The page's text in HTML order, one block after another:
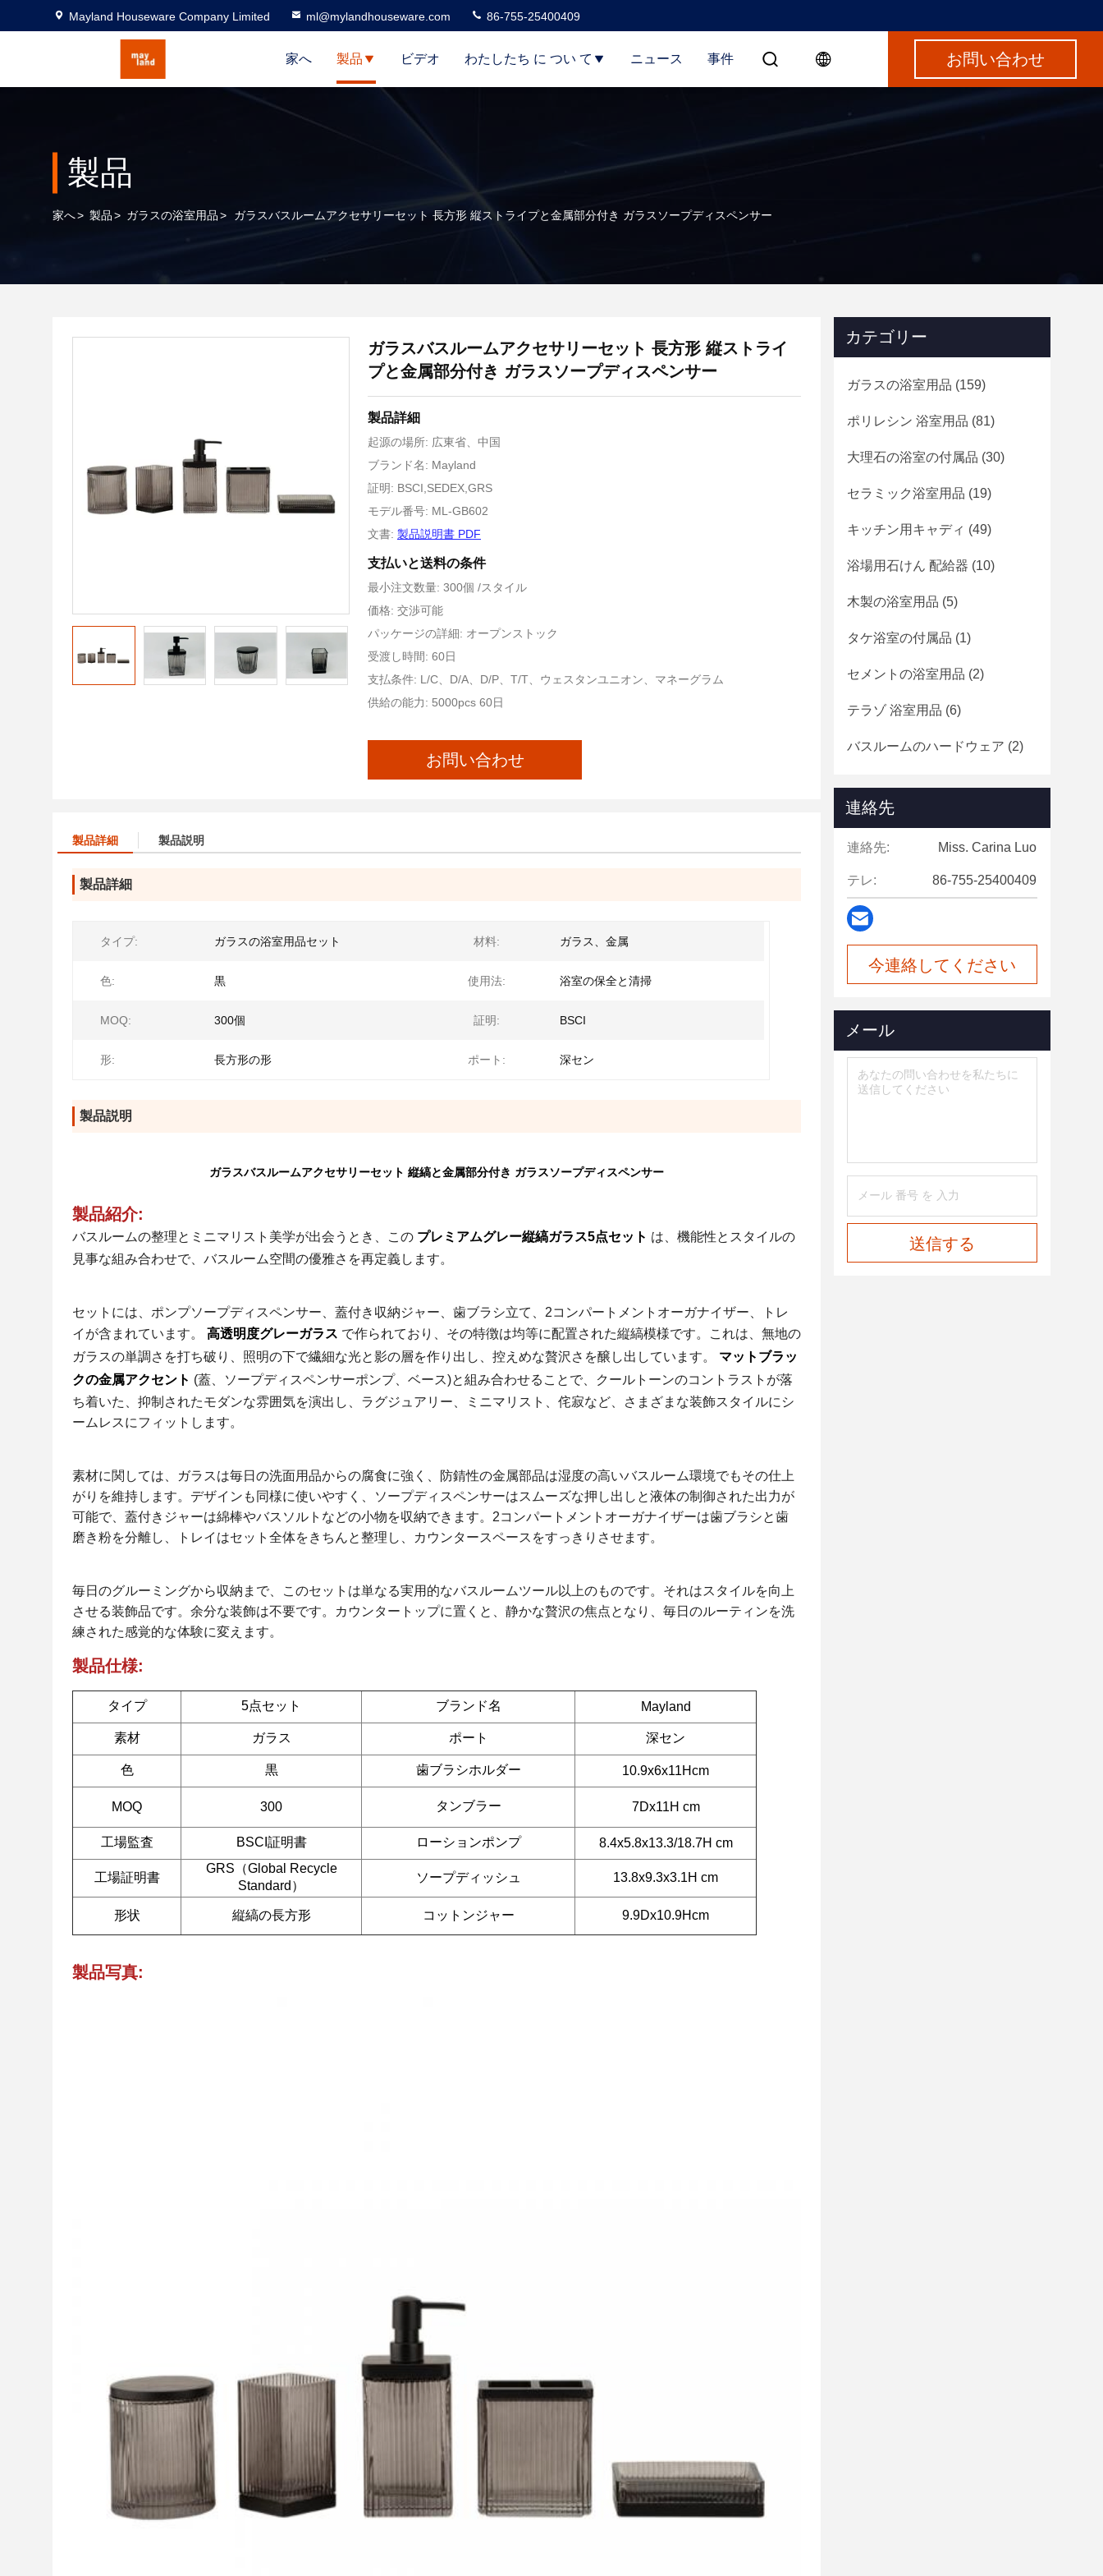
Mayland Houseware Company Limited ml@mylandhouseware.com 86-755-25400409
家へ 製品 ビデオ わたしたち に つい て ニュース 事件 お問い合わせ
製品
家へ> 製品> ガラスの浴室用品> ガラスバスルームアクセサリーセット 長方形 縦ストライプと金属部分付き ガラスソープディスペンサー
ガラスバスルームアクセサリーセット 長方形 縦ストライ
プと金属部分付き ガラスソープディスペンサー
製品詳細
起源の場所: 広東省、中国
ブランド名: Mayland
証明: BSCI,SEDEX,GRS
モデル番号: ML-GB602
文書: 製品説明書 PDF
支払いと送料の条件
最小注文数量: 300個 /スタイル
価格: 交渉可能
パッケージの詳細: オープンストック
受渡し時間: 60日
支払条件: L/C、D/A、D/P、T/T、ウェスタンユニオン、マネーグラム
供給の能力: 5000pcs 60日
お問い合わせ
製品詳細 製品説明
製品詳細
タイプ: ガラスの浴室用品セット 材料: ガラス、金属
色: 黒 使用法: 浴室の保全と清掃
MOQ: 300個 証明: BSCI
形: 長方形の形 ポート: 深セン
製品説明
ガラスバスルームアクセサリーセット 縦縞と金属部分付き ガラスソープディスペンサー
製品紹介:
バスルームの整理とミニマリスト美学が出会うとき、この プレミアムグレー縦縞ガラス5点セット は、機能性とスタイルの
見事な組み合わせで、バスルーム空間の優雅さを再定義します。
セットには、ポンプソープディスペンサー、蓋付き収納ジャー、歯ブラシ立て、2コンパートメントオーガナイザー、トレ
イが含まれています。 高透明度グレーガラス で作られており、その特徴は均等に配置された縦縞模様です。これは、無地の
ガラスの単調さを打ち破り、照明の下で繊細な光と影の層を作り出し、控えめな贅沢さを醸し出しています。 マットブラッ
クの金属アクセント (蓋、ソープディスペンサーポンプ、ベース)と組み合わせることで、クールトーンのコントラストが落
ち着いた、抑制されたモダンな雰囲気を演出し、ラグジュアリー、ミニマリスト、侘寂など、さまざまな装飾スタイルにシ
ームレスにフィットします。
素材に関しては、ガラスは毎日の洗面用品からの腐食に強く、防錆性の金属部品は湿度の高いバスルーム環境でもその仕上
がりを維持します。デザインも同様に使いやすく、ソープディスペンサーはスムーズな押し出しと液体の制御された出力が
可能で、蓋付きジャーは綿棒やバスソルトなどの小物を収納できます。2コンパートメントオーガナイザーは歯ブラシと歯
磨き粉を分離し、トレイはセット全体をきちんと整理し、カウンタースペースをすっきりさせます。
毎日のグルーミングから収納まで、このセットは単なる実用的なバスルームツール以上のものです。それはスタイルを向上
させる装飾品です。余分な装飾は不要です。カウンタートップに置くと、静かな贅沢の焦点となり、毎日のルーティンを洗
練された感覚的な体験に変えます。
製品仕様:
タイプ 5点セット ブランド名 Mayland
素材 ガラス ポート 深セン
色 黒 歯ブラシホルダー 10.9x6x11Hcm
MOQ 300 タンブラー 7Dx11H cm
工場監査 BSCI証明書 ローションポンプ 8.4x5.8x13.3/18.7H cm
工場証明書
GRS（Global Recycle
Standard）
ソープディッシュ 13.8x9.3x3.1H cm
形状 縦縞の長方形 コットンジャー 9.9Dx10.9Hcm
製品写真:
カテゴリー
ガラスの浴室用品 (159)
ポリレシン 浴室用品 (81)
大理石の浴室の付属品 (30)
セラミック浴室用品 (19)
キッチン用キャディ (49)
浴場用石けん 配給器 (10)
木製の浴室用品 (5)
タケ浴室の付属品 (1)
セメントの浴室用品 (2)
テラゾ 浴室用品 (6)
バスルームのハードウェア (2)
連絡先
連絡先: Miss. Carina Luo
テレ: 86-755-25400409
今連絡してください
メール
送信する